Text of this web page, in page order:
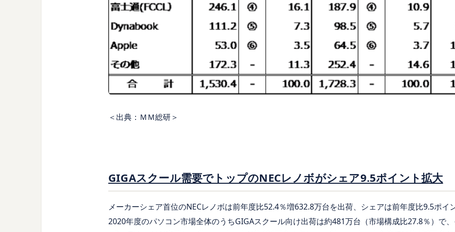
＜出典：ＭＭ総研＞
GIGAスクール需要でトップのNECレノボがシェア9.5ポイント拡大
メーカーシェア首位のNECレノボは前年度比52.4％増632.8万台を出荷、シェアは前年度比9.5ポイ
2020年度のパソコン市場全体のうちGIGAスクール向け出荷は約481万台（市場構成比27.8％）で